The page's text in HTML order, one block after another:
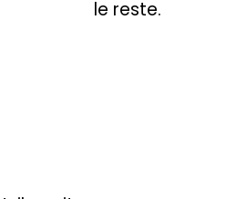
le reste.